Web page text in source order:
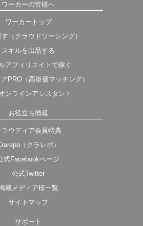
ワーカーの皆様へ
ワーカートップ
（クラウドソーシング）
スキルを出品する
アフィリエイトで稼ぐ
PRO（高単価マッチング）
ンラインアシスタント
お役立ち情報
ラウディア会員特典
（クラレポ）
式Facebookページ
公式Twitter
載メディア様一覧
サイトマップ
サポート